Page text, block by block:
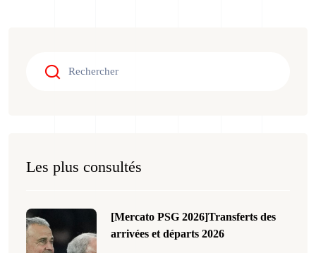
Les plus consultés
[Mercato PSG 2026]Transferts des
arrivées et départs 2026